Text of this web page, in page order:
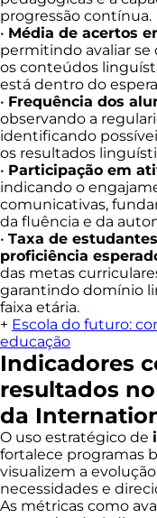
progressão contínua.
• Média de acertos
permitindo avaliar se
os conteúdos
está dentro do
• Frequência dos
observando a
identificando
os resultados
• Participação em
indicando o
comunicativas,
da fluência e da
• Taxa de
proficiência
das metas
garantindo domínio
faixa etária.
+ Escola do futuro:
educação
Indicadores
resultados
da
O uso estratégico de
fortalece programas
visualizem a
necessidades e
As métricas como